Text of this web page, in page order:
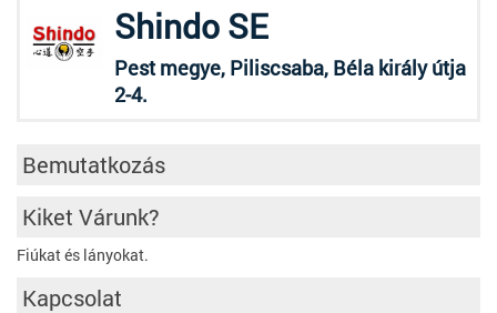
Shindo SE
Pest megye, Piliscsaba, Béla király útja
2-4.
Bemutatkozás
Kiket Várunk?
Fiúkat és lányokat.
Kapcsolat